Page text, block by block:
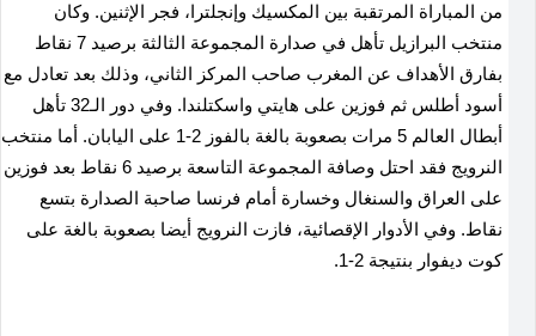
من المباراة المرتقبة بين المكسيك وإنجلترا، فجر الإثنين. وكان
منتخب البرازيل تأهل في صدارة المجموعة الثالثة برصيد 7 نقاط
بفارق الأهداف عن المغرب صاحب المركز الثاني، وذلك بعد تعادل مع
أسود أطلس ثم فوزين على هايتي واسكتلندا. وفي دور الـ32 تأهل
أبطال العالم 5 مرات بصعوبة بالغة بالفوز 2-1 على اليابان. أما منتخب
النرويج فقد احتل وصافة المجموعة التاسعة برصيد 6 نقاط بعد فوزين
على العراق والسنغال وخسارة أمام فرنسا صاحبة الصدارة بتسع
نقاط. وفي الأدوار الإقصائية، فازت النرويج أيضا بصعوبة بالغة على
كوت ديفوار بنتيجة 2-1.